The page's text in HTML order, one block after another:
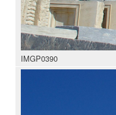
IMGP0390